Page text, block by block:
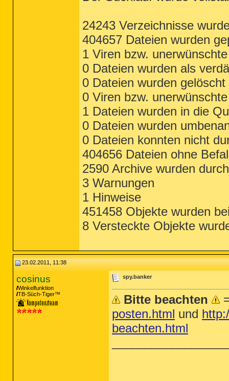
24243 Verzeichnisse
404657 Dateien wurden
1 Viren bzw.
0 Dateien wurden als
0 Dateien wurden gelöscht
0 Viren bzw.
1 Dateien wurden in die
0 Dateien wurden
0 Dateien konnten nicht
404656 Dateien ohne
2590 Archive wurden
3 Warnungen
1 Hinweise
451458 Objekte wurden
8 Versteckte Objekte
23.02.2011, 11:38
cosinus
Winkelfunktion
TB-Süch-Tiger™
spy.banker
Bitte beachten
posten.html und
beachten.html